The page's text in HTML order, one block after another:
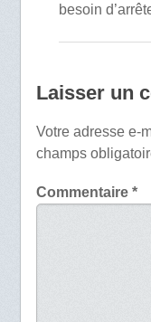
besoin
Laisser un
Votre adresse e-
champs
Commentaire *